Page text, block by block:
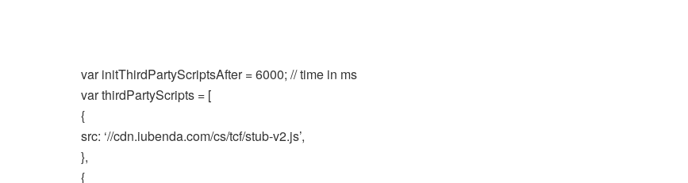
var initThirdPartyScriptsAfter = 6000; // time in ms
var thirdPartyScripts = [
{
src: ‘//cdn.iubenda.com/cs/tcf/stub-v2.js’,
},
{